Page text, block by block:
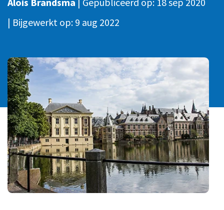
Werken bij
Service & Support
Veilig bestanden delen
Bedrijfsoverdracht en opvolging
Business Intelligence
Digitale Transformatie
Duurzaam ondernemen
Informatiebeveiliging en privacy
Internationaal ondernemen
Personeel en salaris
Privézaken en ambitie
Strategie en bedrijfsinrichting
Kennisdossiers
Ons team
Werken-bij
Bedrijfsgeschiedenis
Contact
| Bijgewerkt op: 9 aug 2022